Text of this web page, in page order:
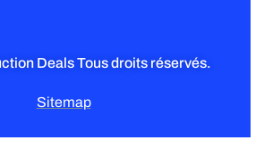
Deals Tous droits réservés.
Sitemap